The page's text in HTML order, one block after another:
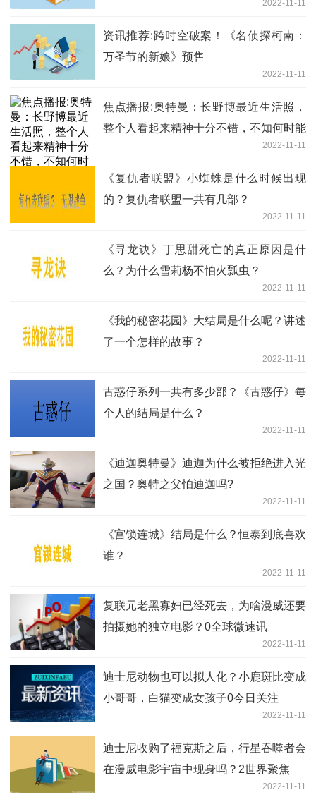
2022-11-11
资讯推荐:跨时空破案！《名侦探柯南：
万圣节的新娘》预售
2022-11-11
焦点播报:奥特曼：长野博最近生活照，
整个人看起来精神十分不错，不知何时能
2022-11-11
《复仇者联盟》小蜘蛛是什么时候出现
的？复仇者联盟一共有几部？
2022-11-11
《寻龙诀》丁思甜死亡的真正原因是什
么？为什么雪莉杨不怕火瓢虫？
2022-11-11
《我的秘密花园》大结局是什么呢？讲述
了一个怎样的故事？
2022-11-11
古惑仔系列一共有多少部？《古惑仔》每
个人的结局是什么？
2022-11-11
《迪迦奥特曼》迪迦为什么被拒绝进入光
之国？奥特之父怕迪迦吗?
2022-11-11
《宫锁连城》结局是什么？恒泰到底喜欢
谁？
2022-11-11
复联元老黑寡妇已经死去，为啥漫威还要
拍摄她的独立电影？0全球微速讯
2022-11-11
迪士尼动物也可以拟人化？小鹿斑比变成
小哥哥，白猫变成女孩子0今日关注
2022-11-11
迪士尼收购了福克斯之后，行星吞噬者会
在漫威电影宇宙中现身吗？2世界聚焦
2022-11-11